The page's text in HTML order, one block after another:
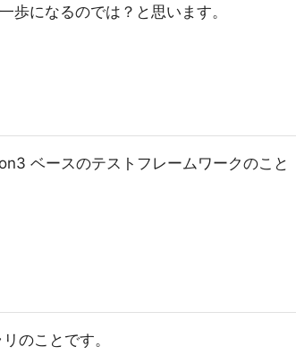
歩になるのでは？と思います。
ベースのテストフレームワークのこと
のことです。